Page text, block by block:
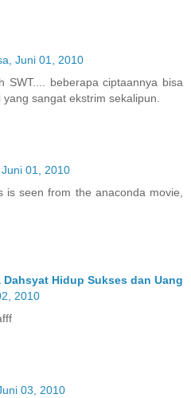
Juni 01, 2010
SWT.... beberapa ciptaannya bisa
sangat ekstrim sekalipun.
01, 2010
is seen from the anaconda movie,
Hidup Sukses dan Uang
2010
03, 2010